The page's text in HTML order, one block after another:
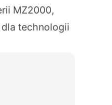
MZ2000,
technologii